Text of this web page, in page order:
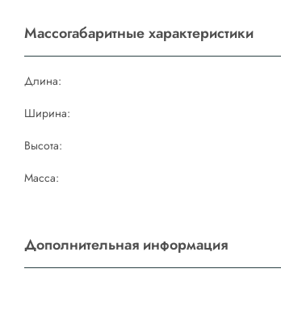
Массогабаритные характеристики
Длина:
Ширина:
Высота:
Масса:
Дополнительная информация